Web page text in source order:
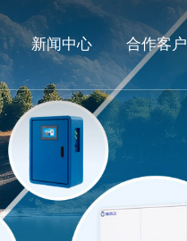
新闻中心 合作客户